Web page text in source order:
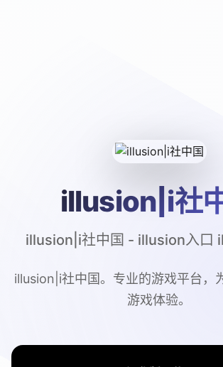
illusion|i社
illusion|i社中国 - illusion入口
illusion|i社中国。专业的游戏平台，
游戏体验。